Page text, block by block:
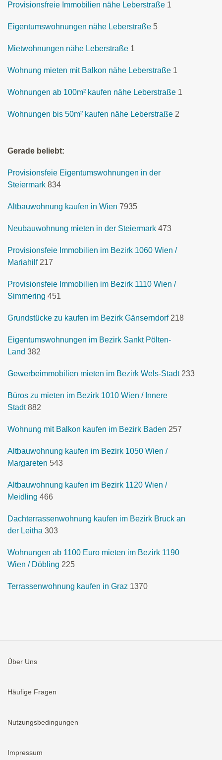
Provisionsfreie Immobilien nähe Leberstraße 1
Eigentumswohnungen nähe Leberstraße 5
Mietwohnungen nähe Leberstraße 1
Wohnung mieten mit Balkon nähe Leberstraße 1
Wohnungen ab 100m² kaufen nähe Leberstraße 1
Wohnungen bis 50m² kaufen nähe Leberstraße 2
Gerade beliebt:
Provisionsfeie Eigentumswohnungen in der
Steiermark 834
Altbauwohnung kaufen in Wien 7935
Neubauwohnung mieten in der Steiermark 473
Provisionsfeie Immobilien im Bezirk 1060 Wien /
Mariahilf 217
Provisionsfeie Immobilien im Bezirk 1110 Wien /
Simmering 451
Grundstücke zu kaufen im Bezirk Gänserndorf 218
Eigentumswohnungen im Bezirk Sankt Pölten-
Land 382
Gewerbeimmobilien mieten im Bezirk Wels-Stadt 233
Büros zu mieten im Bezirk 1010 Wien / Innere
Stadt 882
Wohnung mit Balkon kaufen im Bezirk Baden 257
Altbauwohnung kaufen im Bezirk 1050 Wien /
Margareten 543
Altbauwohnung kaufen im Bezirk 1120 Wien /
Meidling 466
Dachterrassenwohnung kaufen im Bezirk Bruck an
der Leitha 303
Wohnungen ab 1100 Euro mieten im Bezirk 1190
Wien / Döbling 225
Terrassenwohnung kaufen in Graz 1370
Über Uns
Häufige Fragen
Nutzungsbedingungen
Impressum